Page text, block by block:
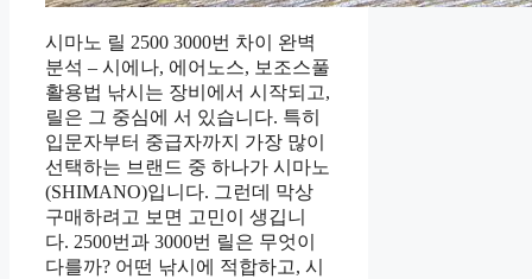
시마노 릴 2500 3000번 차이 완벽
분석 – 시에나, 에어노스, 보조스풀
활용법 낚시는 장비에서 시작되고,
릴은 그 중심에 서 있습니다. 특히
입문자부터 중급자까지 가장 많이
선택하는 브랜드 중 하나가 시마노
(SHIMANO)입니다. 그런데 막상
구매하려고 보면 고민이 생깁니
다. 2500번과 3000번 릴은 무엇이
다를까? 어떤 낚시에 적합하고, 시